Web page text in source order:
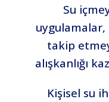
Su
takip
alışkanlığı
Kişisel su